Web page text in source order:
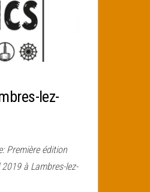
lez-
Première édition
à Lambres-lez-